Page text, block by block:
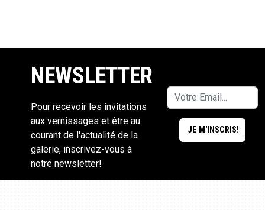
NEWSLETTER
Pour recevoir les invitations
aux vernissages et être au
courant de l'actualité de la
galerie, inscrivez-vous à
notre newsletter!